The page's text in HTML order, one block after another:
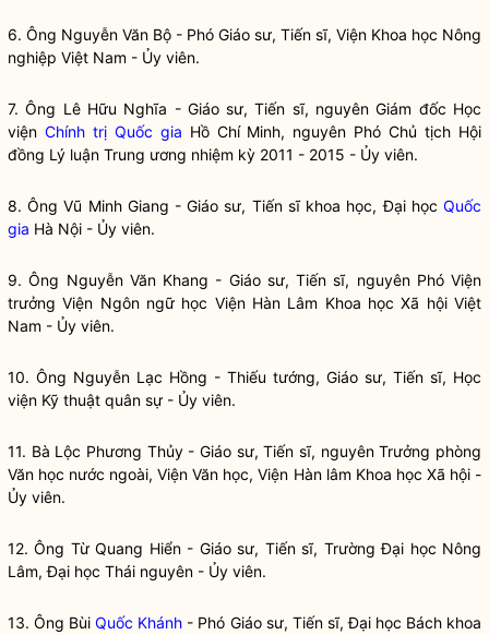
6. Ông Nguyễn Văn Bộ - Phó Giáo sư, Tiến sĩ, Viện Khoa học Nông
nghiệp Việt Nam - Ủy viên.
7. Ông Lê Hữu Nghĩa - Giáo sư, Tiến sĩ, nguyên Giám đốc Học
viện Chính trị Quốc gia Hồ Chí Minh, nguyên Phó Chủ tịch Hội
đồng Lý luận Trung ương nhiệm kỳ 2011 - 2015 - Ủy viên.
8. Ông Vũ Minh Giang - Giáo sư, Tiến sĩ khoa học, Đại họcQuốc
gia Hà Nội - Ủy viên.
9. Ông Nguyễn Văn Khang - Giáo sư, Tiến sĩ, nguyên Phó Viện
trưởng Viện Ngôn ngữ học Viện Hàn Lâm Khoa học Xã hội Việt
Nam - Ủy viên.
10. Ông Nguyễn Lạc Hồng - Thiếu tướng, Giáo sư, Tiến sĩ, Học
viện Kỹ thuật quân sự - Ủy viên.
11. Bà Lộc Phương Thủy - Giáo sư, Tiến sĩ, nguyên Trưởng phòng
Văn học nước ngoài, Viện Văn học, Viện Hàn lâm Khoa học Xã hội -
Ủy viên.
12. Ông Từ Quang Hiển - Giáo sư, Tiến sĩ, Trường Đại học Nông
Lâm, Đại học Thái nguyên - Ủy viên.
13. Ông BùiQuốc Khánh - Phó Giáo sư, Tiến sĩ, Đại học Bách khoa